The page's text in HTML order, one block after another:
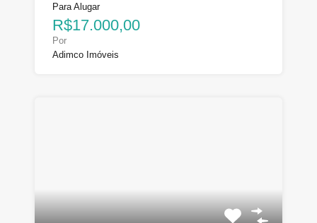
Para Alugar
R$17.000,00
Por
Adimco Imóveis